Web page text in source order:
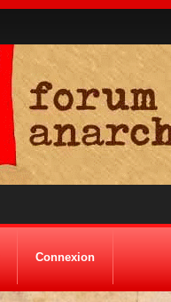
Connexion